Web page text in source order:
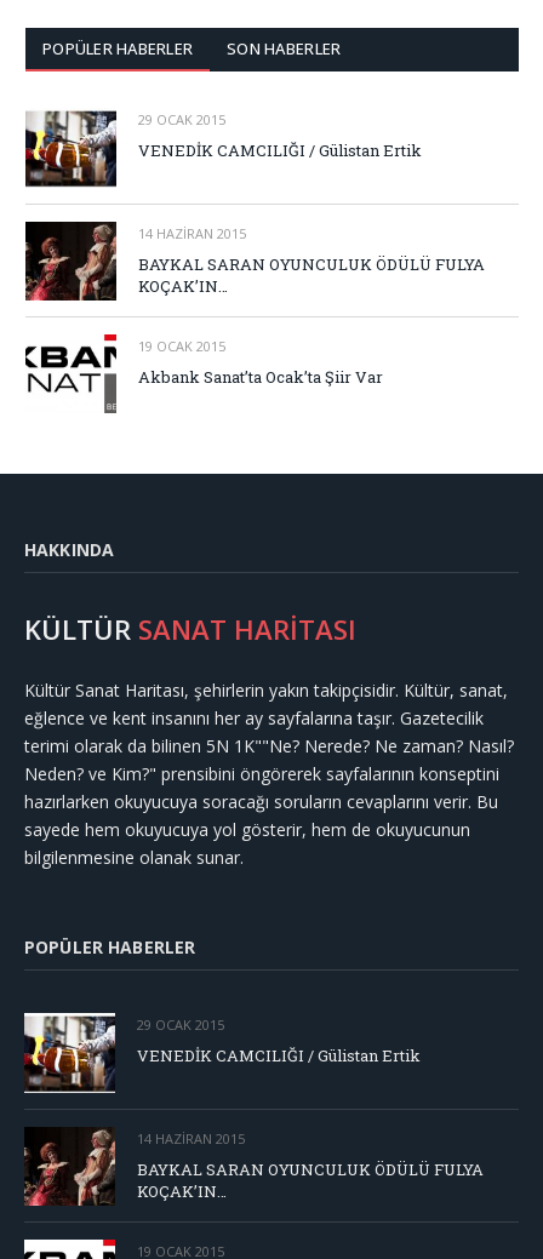
POPÜLER HABERLER SON HABERLER
29 OCAK 2015
VENEDİK CAMCILIĞI / Gülistan Ertik
14 HAZIRAN 2015
BAYKAL SARAN OYUNCULUK ÖDÜLÜ FULYA
KOÇAK’IN…
19 OCAK 2015
Akbank Sanat’ta Ocak’ta Şiir Var
HAKKINDA
KÜLTÜR SANAT HARİTASI
Kültür Sanat Haritası, şehirlerin yakın takipçisidir. Kültür, sanat,
eğlence ve kent insanını her ay sayfalarına taşır. Gazetecilik
terimi olarak da bilinen 5N 1K""Ne? Nerede? Ne zaman? Nasıl?
Neden? ve Kim?" prensibini öngörerek sayfalarının konseptini
hazırlarken okuyucuya soracağı soruların cevaplarını verir. Bu
sayede hem okuyucuya yol gösterir, hem de okuyucunun
bilgilenmesine olanak sunar.
POPÜLER HABERLER
29 OCAK 2015
VENEDİK CAMCILIĞI / Gülistan Ertik
14 HAZIRAN 2015
BAYKAL SARAN OYUNCULUK ÖDÜLÜ FULYA
KOÇAK’IN…
19 OCAK 2015